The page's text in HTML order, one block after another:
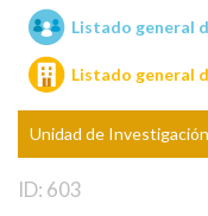
Unidades de
Listado general
Listado general
Unidad de Investigación
ID: 603